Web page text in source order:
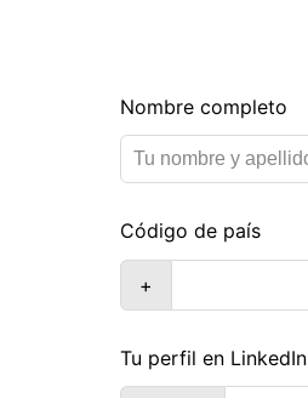
Leave
this
field
Nombre completo
Código de país
+
Tu perfil en LinkedIn